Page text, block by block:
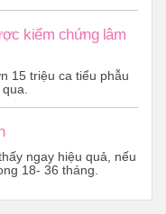
kiểm chứng lâm
15 triệu ca tiểu phẫu
ngay hiệu quả, nếu
18- 36 tháng.